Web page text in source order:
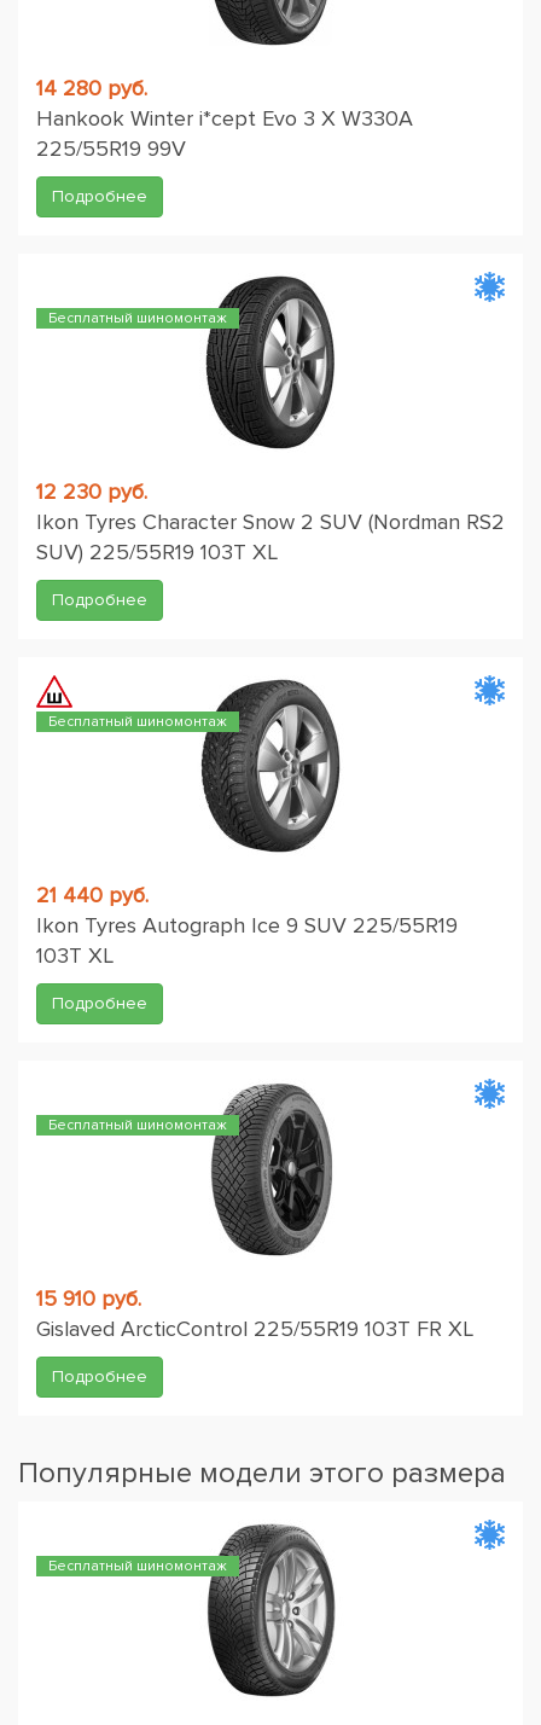
14 280 руб.
Hankook Winter i*cept Evo 3 X W330A
225/55R19 99V
Подробнее
Бесплатный шиномонтаж
12 230 руб.
Ikon Tyres Character Snow 2 SUV (Nordman RS2
SUV) 225/55R19 103T XL
Подробнее
Бесплатный шиномонтаж
21 440 руб.
Ikon Tyres Autograph Ice 9 SUV 225/55R19
103T XL
Подробнее
Бесплатный шиномонтаж
15 910 руб.
Gislaved ArcticControl 225/55R19 103T FR XL
Подробнее
Популярные модели этого размера
Бесплатный шиномонтаж